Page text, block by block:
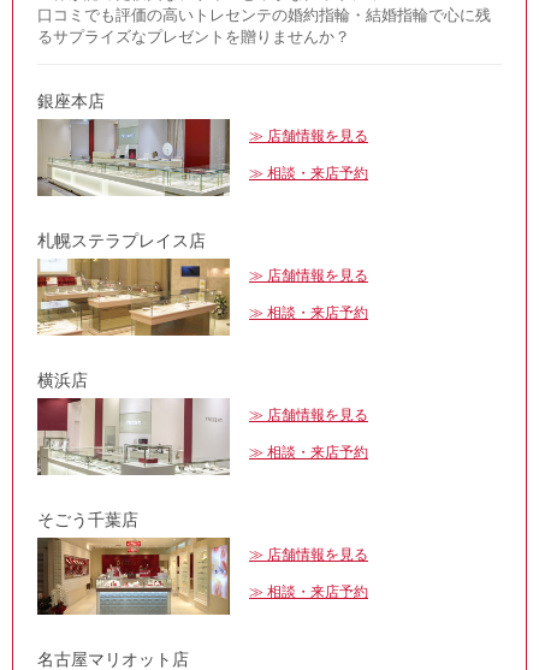
口コミでも評価の高いトレセンテの婚約指輪・結婚指輪で心に残
るサプライズなプレゼントを贈りませんか？
銀座本店
店舗情報を見る
相談・来店予約
札幌ステラプレイス店
店舗情報を見る
相談・来店予約
横浜店
店舗情報を見る
相談・来店予約
そごう千葉店
店舗情報を見る
相談・来店予約
名古屋マリオット店